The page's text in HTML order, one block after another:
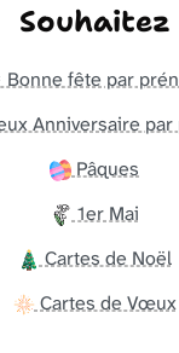
Souhaitez
Bonne fête par
Anniversaire
Pâques
1er Mai
Cartes de Noël
Cartes de Vœux